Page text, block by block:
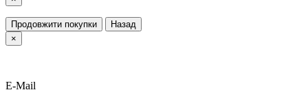
Продовжити покупки
Назад
×
E-Mail